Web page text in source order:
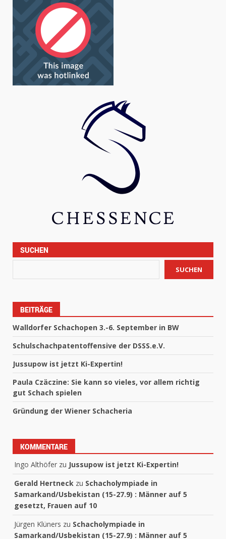
SUCHEN
SUCHEN
BEITRÄGE
Walldorfer Schachopen 3.-6. September in BW
Schulschachpatentoffensive der DSSS.e.V.
Jussupow ist jetzt Ki-Expertin!
Paula Czäczine: Sie kann so vieles, vor allem richtig
gut Schach spielen
Gründung der Wiener Schacheria
KOMMENTARE
Ingo Althöfer zu Jussupow ist jetzt Ki-Expertin!
Gerald Hertneck zu Schacholympiade in
Samarkand/Usbekistan (15-27.9) : Männer auf 5
gesetzt, Frauen auf 10
Jürgen Klüners zu Schacholympiade in
Samarkand/Usbekistan (15-27.9) : Männer auf 5